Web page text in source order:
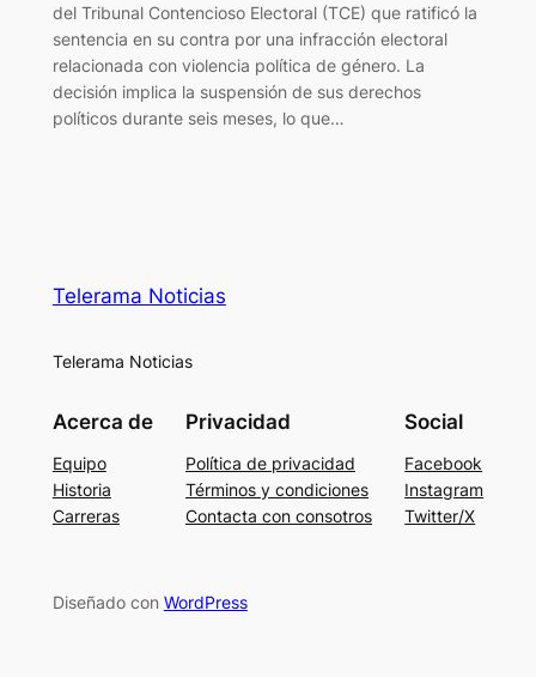
del Tribunal Contencioso Electoral (TCE) que ratificó la
sentencia en su contra por una infracción electoral
relacionada con violencia política de género. La
decisión implica la suspensión de sus derechos
políticos durante seis meses, lo que…
Telerama Noticias
Telerama Noticias
Acerca de
Equipo
Historia
Carreras
Privacidad
Política de privacidad
Términos y condiciones
Contacta con consotros
Social
Facebook
Instagram
Twitter/X
Diseñado con WordPress